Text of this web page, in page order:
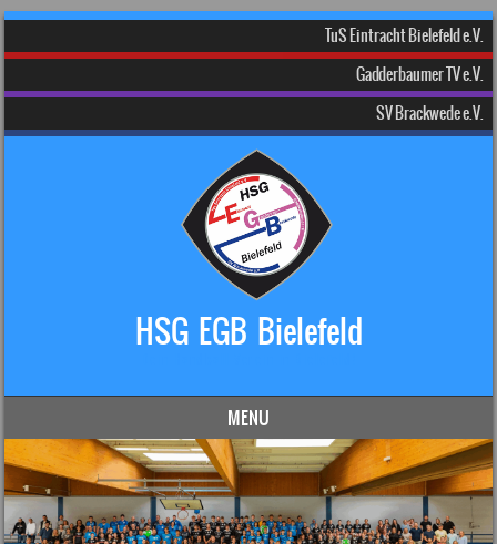
TuS Eintracht Bielefeld e.V.
Gadderbaumer TV e.V.
SV Brackwede e.V.
HSG EGB Bielefeld
MENU
Skip to content